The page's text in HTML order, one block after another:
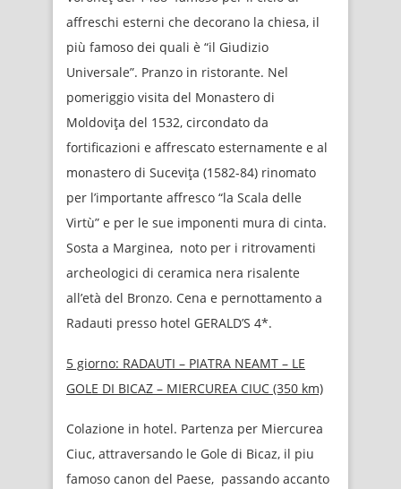
affreschi esterni che decorano la chiesa, il
più famoso dei quali è “il Giudizio
Universale”. Pranzo in ristorante. Nel
pomeriggio visita del Monastero di
Moldoviţa del 1532, circondato da
fortificazioni e affrescato esternamente e al
monastero di Suceviţa (1582-84) rinomato
per l’importante affresco “la Scala delle
Virtù” e per le sue imponenti mura di cinta.
Sosta a Marginea, noto per i ritrovamenti
archeologici di ceramica nera risalente
all’età del Bronzo. Cena e pernottamento a
Radauti presso hotel GERALD’S 4*.
5 giorno: RADAUTI – PIATRA NEAMT – LE
GOLE DI BICAZ – MIERCUREA CIUC (350 km)
Colazione in hotel. Partenza per Miercurea
Ciuc, attraversando le Gole di Bicaz, il piu
famoso canon del Paese, passando accanto